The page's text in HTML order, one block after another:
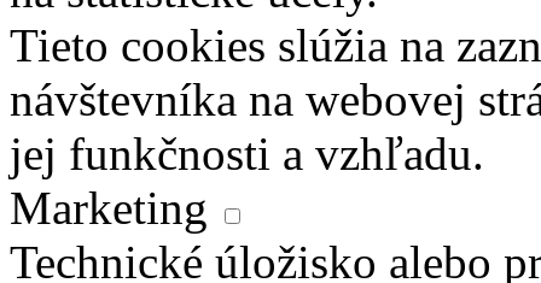
Tieto cookies slúžia na
návštevníka na webovej
jej funkčnosti a vzhľadu.
Marketing
Technické úložisko alebo